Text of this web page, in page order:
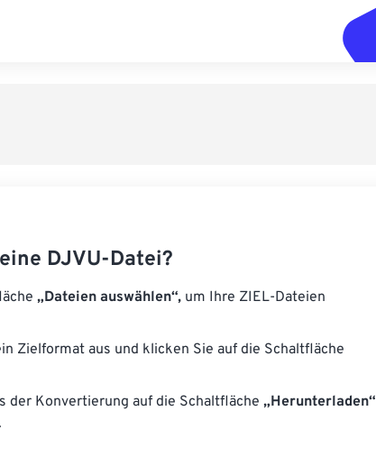
DJVU-Datei?
„Dateien auswählen“, um Ihre ZIEL-Dateien
Zielformat aus und klicken Sie auf die Schaltfläche
der Konvertierung auf die Schaltfläche „Herunterladen“